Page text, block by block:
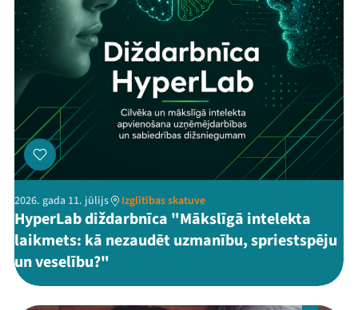
2026. gada 11. jūlijs Izglītības skatuve
HyperLab diždarbnīca "Mākslīgā intelekta
laikmets: kā nezaudēt uzmanību, spriestspēju
un veselību?"